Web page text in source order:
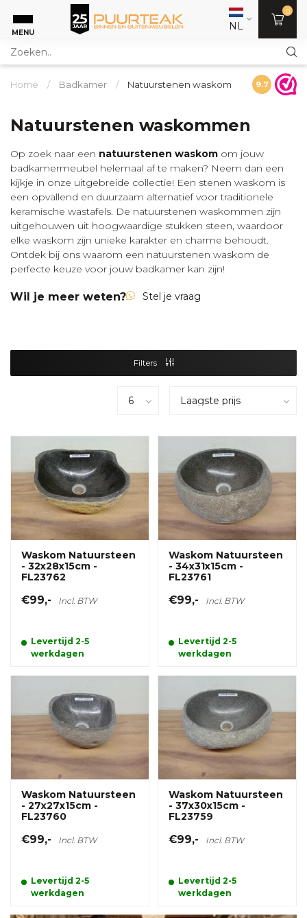
MENU NL
0
Home / Badkamer / Natuurstenen waskom 9.7
Natuurstenen waskommen
Op zoek naar een natuurstenen waskom om jouw
badkamermeubel helemaal af te maken? Neem dan een
kijkje in onze uitgebreide collectie! Een stenen waskom is
een opvallend en duurzaam alternatief voor traditionele
keramische wastafels. De natuurstenen waskommen zijn
uitgehouwen uit hoogwaardige stukken steen, waardoor
elke waskom zijn unieke karakter en charme behoudt.
Ontdek bij ons waarom een natuurstenen waskom de
perfecte keuze voor jouw badkamer kan zijn!
Wil je meer weten? Stel je vraag
Filters
Waskom Natuursteen
- 32x28x15cm -
FL23762
€99,- Incl. BTW
Levertijd 2-5
werkdagen
Waskom Natuursteen
- 34x31x15cm -
FL23761
€99,- Incl. BTW
Levertijd 2-5
werkdagen
Waskom Natuursteen
- 27x27x15cm -
FL23760
€99,- Incl. BTW
Levertijd 2-5
werkdagen
Waskom Natuursteen
- 37x30x15cm -
FL23759
€99,- Incl. BTW
Levertijd 2-5
werkdagen